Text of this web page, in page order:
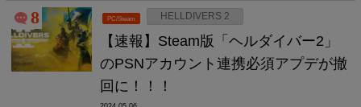
PC/Steam HELLDIVERS 2
【速報】Steam版「ヘルダイバー2」
のPSNアカウント連携必須アプデが撤
回に！！！
8